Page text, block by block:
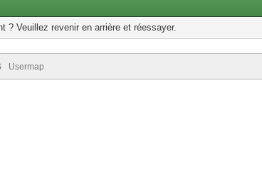
? Veuillez revenir en arrière et réessayer.
Usermap